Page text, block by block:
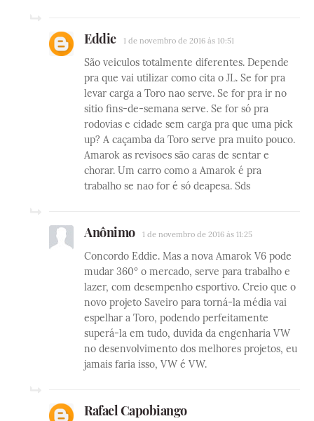
Eddie 1 de novembro de 2016 às 10:51
São veiculos totalmente diferentes. Depende
pra que vai utilizar como cita o JL. Se for pra
levar carga a Toro nao serve. Se for pra ir no
sitio fins-de-semana serve. Se for só pra
rodovias e cidade sem carga pra que uma pick
up? A caçamba da Toro serve pra muito pouco.
Amarok as revisoes são caras de sentar e
chorar. Um carro como a Amarok é pra
trabalho se nao for é só deapesa. Sds
Anônimo 1 de novembro de 2016 às 11:25
Concordo Eddie. Mas a nova Amarok V6 pode
mudar 360º o mercado, serve para trabalho e
lazer, com desempenho esportivo. Creio que o
novo projeto Saveiro para torná-la média vai
espelhar a Toro, podendo perfeitamente
superá-la em tudo, duvida da engenharia VW
no desenvolvimento dos melhores projetos, eu
jamais faria isso, VW é VW.
Rafael Capobiango